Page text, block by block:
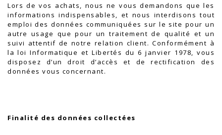
Lors de vos achats, nous ne vous demandons que les
informations indispensables, et nous interdisons tout
emploi des données communiquées sur le site pour un
autre usage que pour un traitement de qualité et un
suivi attentif de notre relation client. Conformément à
la loi Informatique et Libertés du 6 janvier 1978, vous
disposez d’un droit d’accès et de rectification des
données vous concernant.
Finalité des données collectées